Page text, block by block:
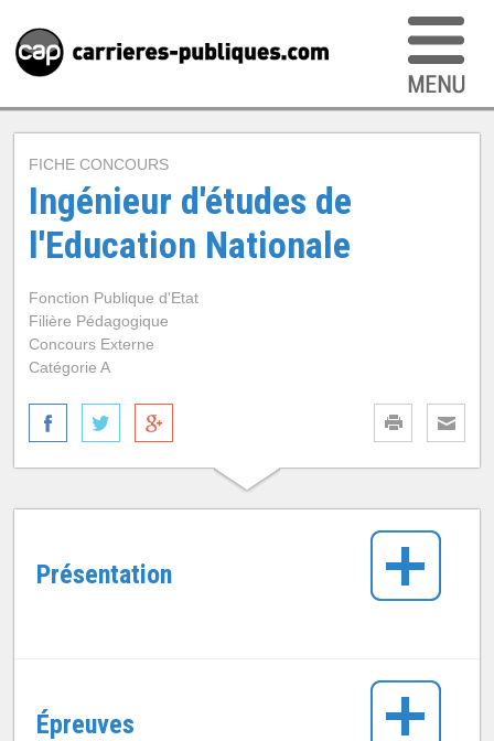
FICHE CONCOURS
Ingénieur d'études de
l'Education Nationale
Fonction Publique d'Etat
Filière Pédagogique
Concours Externe
Catégorie A
Présentation
Épreuves